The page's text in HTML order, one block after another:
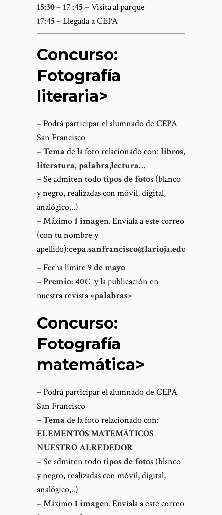
15:30 – 17 :45 –Visita al parque
17:45 –Llegada a CEPA
Concurso:
Fotografía
literaria>
– Podrá participar el alumnado de CEPA
San Francisco
–Tema de la foto relacionado con: libros,
literatura, palabra,lectura…
– Se admiten todotipos de fotos (blanco
y negro, realizadas con móvil, digital,
analógico,..)
– Máximo1 imagen. Envíala a este correo
(con tu nombre y
apellido):cepa.sanfrancisco@larioja.edu.es
– Fecha límite 9 de mayo
–Premio: 40€ y la publicación en
nuestra revista«palabras»
Concurso:
Fotografía
matemática>
– Podrá participar el alumnado de CEPA
San Francisco
–Tema de la foto relacionado con:
ELEMENTOS MATEMÁTICOS
NUESTRO ALREDEDOR
– Se admiten todotipos de fotos (blanco
y negro, realizadas con móvil, digital,
analógico,..)
– Máximo1 imagen. Envíala a este correo